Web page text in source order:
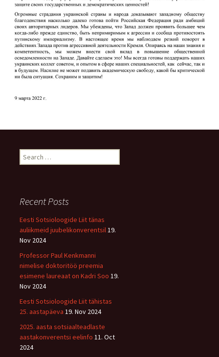
Search
for:
Recent Posts
Eesti Sotsioloogide Liit tänas
auliikmeid juubelikonverentsil19.
Nov 2024
Professor Paul Kenkmanni
nimelise doktoritöö preemia
esimene laureaat on Kadri Soo 19.
Nov 2024
Eesti Sotsioloogide Liit tähistas
25. aastapäeva 19. Nov 2024
2025. aasta sotsiaalteadlaste
aastakonverentsi eelinfo 11. Oct
2024